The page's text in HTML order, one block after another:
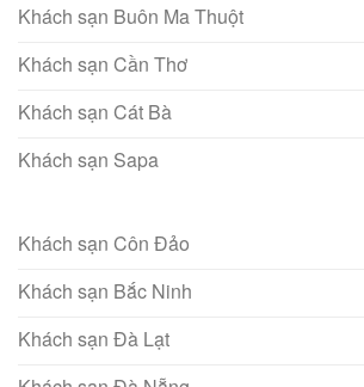
Khách sạn Buôn Ma Thuột
Khách sạn Cần Thơ
Khách sạn Cát Bà
Khách sạn Sapa
Khách sạn Côn Đảo
Khách sạn Bắc Ninh
Khách sạn Đà Lạt